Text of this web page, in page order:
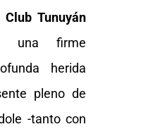
Club Tunuyán
una firme
herida
pleno de
-tanto con